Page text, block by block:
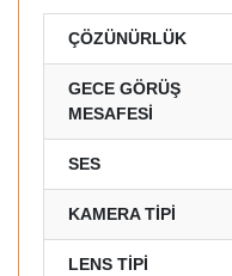
ÇÖZÜNÜRLÜK
GECE GÖRÜŞ
MESAFESİ
SES
KAMERA TİPİ
LENS TİPİ